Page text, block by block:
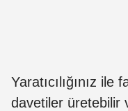
Yaratıcılığınız ile
davetiler üretebilir